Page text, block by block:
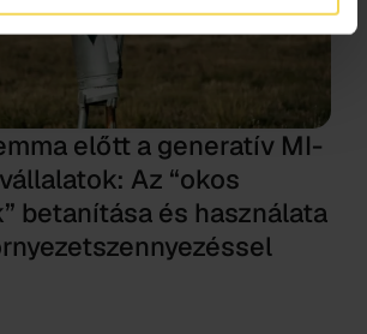
előtt a generatív MI-
Az “okos
betanítása és használata